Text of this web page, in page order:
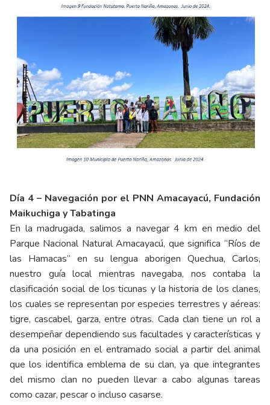
Día 4 – Navegación por el PNN Amacayacú, Fundación
Maikuchiga y Tabatinga
En la madrugada, salimos a navegar 4 km en medio del
Parque Nacional Natural Amacayacú, que significa “Ríos de
las Hamacas” en su lengua aborigen Quechua, Carlos,
nuestro guía local mientras navegaba, nos contaba la
clasificación social de los ticunas y la historia de los clanes,
los cuales se representan por especies terrestres y aéreas:
tigre, cascabel, garza, entre otras. Cada clan tiene un rol a
desempeñar dependiendo sus facultades y características y
da una posición en el entramado social a partir del animal
que los identifica emblema de su clan, ya que integrantes
del mismo clan no pueden llevar a cabo algunas tareas
como cazar, pescar o incluso casarse.